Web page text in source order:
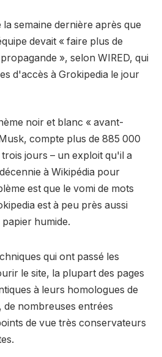
semaine dernière après que
devait « faire plus de
», selon WIRED, qui
d'accès à Grokipedia le jour
noir et blanc « avant-
compte plus de 885 000
jours – un exploit qu'il a
à Wikipédia pour
est que le vomi de mots
est à peu près aussi
humide.
qui ont passé les
le site, la plupart des pages
à leurs homologues de
de nombreuses entrées
de vue très conservateurs